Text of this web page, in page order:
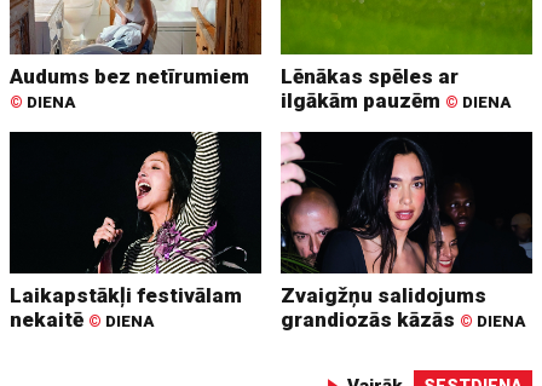
Audums bez netīrumiem
© DIENA
Lēnākas spēles ar
ilgākām pauzēm © DIENA
Laikapstākļi festivālam
nekaitē © DIENA
Zvaigžņu salidojums
grandiozās kāzās © DIENA